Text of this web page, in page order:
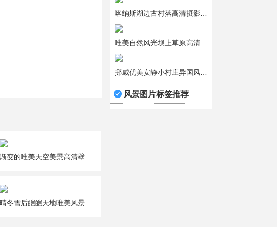
风景图片标签推荐
渐变的唯美天空美景高清壁纸图片
晴冬雪后皑皑天地唯美风景图片大全